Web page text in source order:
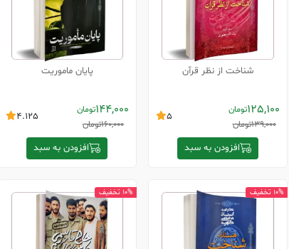
شناخت از نظر قرآن
125,100تومان
139,000تومان
5
افزودن به سبد
پایان ماموریت
144,000تومان
160,000تومان
4.125
افزودن به سبد
10% تخفیف 10% تخفیف